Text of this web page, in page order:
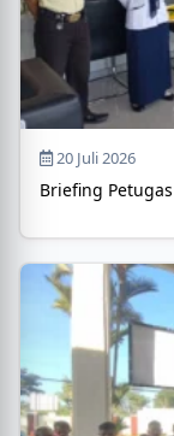
20 Juli 2026
Briefing Petugas